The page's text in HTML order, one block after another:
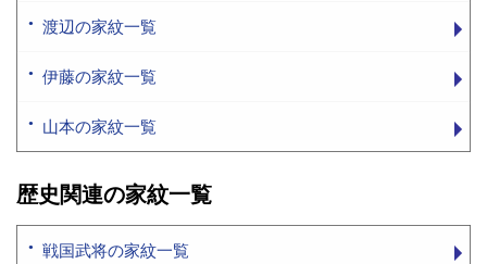
渡辺の家紋一覧
伊藤の家紋一覧
山本の家紋一覧
歴史関連の家紋一覧
戦国武将の家紋一覧